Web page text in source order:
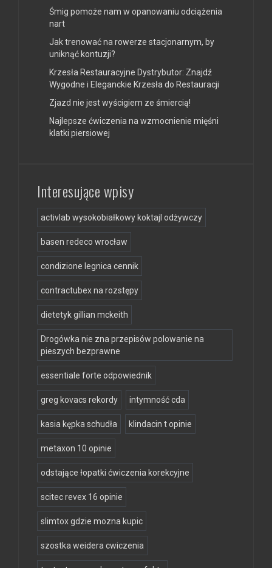
Śmig pomoże nam w opanowaniu odciążenia
nart
Jak trenować na rowerze stacjonarnym, by
uniknąć kontuzji?
Krzesła Restauracyjne Dystrybutor: Znajdź
Wygodne i Eleganckie Krzesła do Restauracji
Zjazd nie jest wyścigiem ze śmiercią!
Najlepsze ćwiczenia na wzmocnienie mięśni
klatki piersiowej
Interesujące wpisy
activlab wysokobiałkowy koktajl odżywczy
basen redeco wrocław
condizione legnica cennik
contractubex na rozstępy
dietetyk gillian mckeith
Drogówka nie zna przepisów polowanie na
pieszych bezprawne
essentiale forte odpowiednik
greg kovacs rekordy intymność cda
kasia kępka schudła klindacin t opinie
metaxon 10 opinie
odstające łopatki ćwiczenia korekcyjne
scitec revex 16 opinie
slimtox gdzie mozna kupic
szostka weidera cwiczenia